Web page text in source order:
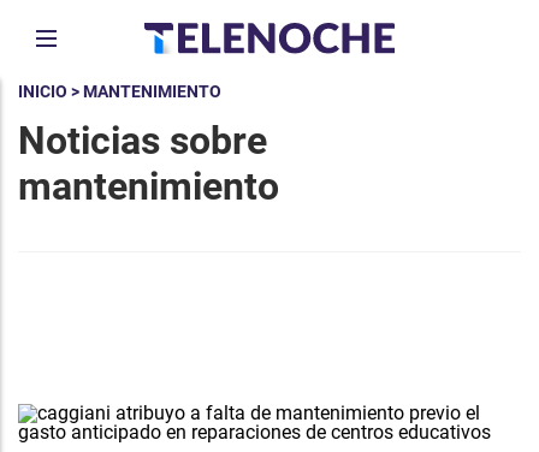
INICIO > MANTENIMIENTO
Noticias sobre
mantenimiento